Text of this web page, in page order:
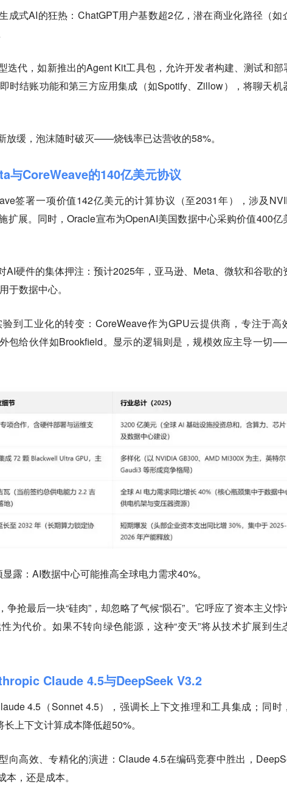
成式AI的狂热：ChatGPT用户基数超2亿，潜在商业化路径（如
迭代，如新推出的Agent Kit工具包，允许开发者构建、测试和部
时结账功能和第三方应用集成（如Spotify、Zillow），将聊天机
放缓，泡沫随时破灭——烧钱率已达营收的58%。
与CoreWeave的140亿美元协议
签署一项价值142亿美元的计算协议（至2031年），涉及
扩展。同时，Oracle宣布为OpenAI美国数据中心采购价值400亿
AI硬件的集体押注：预计2025年，亚马逊、Meta、微软和谷歌的
于数据中心。
到工业化的转变：CoreWeave作为GPU云提供商，专注于高
包给伙伴如Brookfield。显示的逻辑则是，规模效应主导一切
露：AI数据中心可能推高全球电力需求40%。
抢最后一块“硅肉”，却忽略了气候“陨石”。它呼应了资本主义悖
为代价。如果不转向绿色能源，这种“变天”将从技术扩展到生
Claude 4.5与DeepSeek V3.2
4.5（Sonnet 4.5），强调长上下文推理和工具集成；同时
上下文计算成本降低超50%。
向高效、专精化的演进：Claude 4.5在编码竞赛中胜出，
，还是成本。